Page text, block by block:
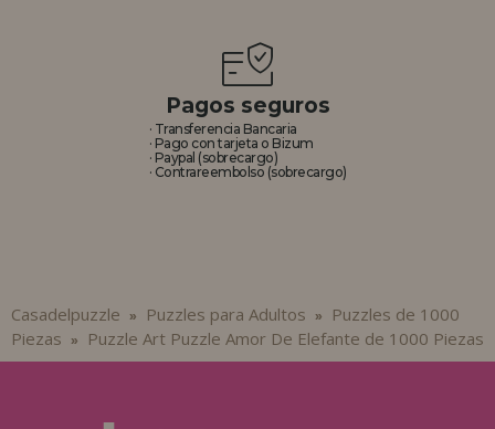
Pagos seguros
· Transferencia Bancaria
· Pago con tarjeta o Bizum
· Paypal (sobrecargo)
· Contrareembolso (sobrecargo)
Casadelpuzzle » Puzzles para Adultos »
Puzzles de 1000
Piezas » Puzzle Art Puzzle Amor De Elefante de 1000 Piezas